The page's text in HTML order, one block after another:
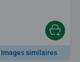
Images similaires